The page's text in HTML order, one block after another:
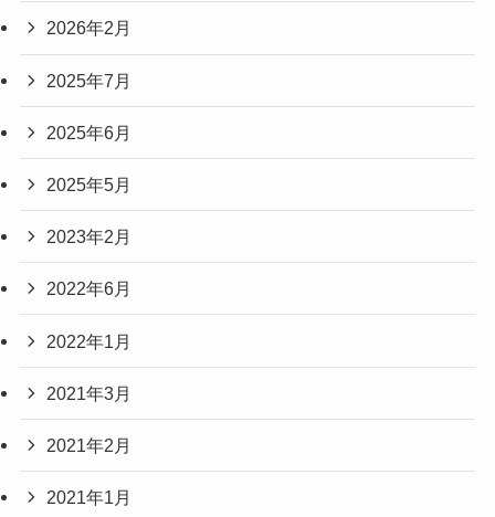
2026年2月
2025年7月
2025年6月
2025年5月
2023年2月
2022年6月
2022年1月
2021年3月
2021年2月
2021年1月